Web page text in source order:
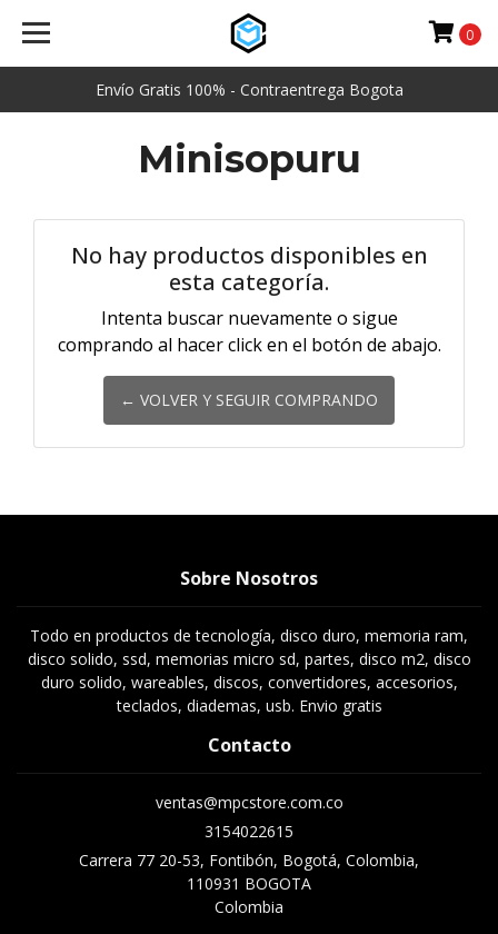
Envío Gratis 100% - Contraentrega Bogota
0
Minisopuru
No hay productos disponibles en
esta categoría.
Intenta buscar nuevamente o sigue
comprando al hacer click en el botón de abajo.
← VOLVER Y SEGUIR COMPRANDO
Sobre Nosotros
Todo en productos de tecnología, disco duro, memoria ram,
disco solido, ssd, memorias micro sd, partes, disco m2, disco
duro solido, wareables, discos, convertidores, accesorios,
teclados, diademas, usb. Envio gratis
Contacto
ventas@mpcstore.com.co
3154022615
Carrera 77 20-53, Fontibón, Bogotá, Colombia,
110931 BOGOTA
Colombia